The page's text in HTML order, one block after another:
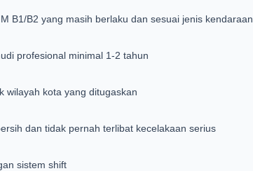
B1/B2 yang masih berlaku dan sesuai jenis kendaraan
profesional minimal 1-2 tahun
wilayah kota yang ditugaskan
dan tidak pernah terlibat kecelakaan serius
sistem shift